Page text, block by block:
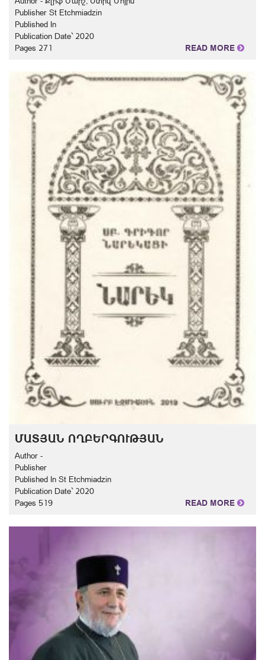
Publisher St Etchmiadzin
Published In
Publication Date` 2020
Pages 271
READ MORE
ՄԱՏՅԱՆ ՈՂԲԵՐԳՈՒԹՅԱՆ
Author -
Publisher
Published In St Etchmiadzin
Publication Date` 2020
Pages 519
READ MORE